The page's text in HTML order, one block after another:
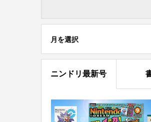
月を選択
ニンドリ最新号